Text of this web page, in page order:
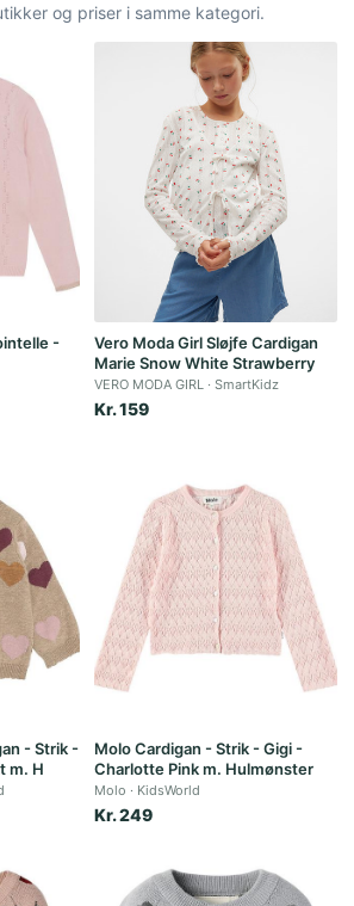
og priser i samme kategori.
-
Vero Moda Girl Sløjfe Cardigan
Marie Snow White Strawberry
VERO MODA GIRL SmartKidz
Kr. 159
- Strik -
m. H
Molo Cardigan - Strik - Gigi -
Charlotte Pink m. Hulmønster
Molo KidsWorld
Kr. 249